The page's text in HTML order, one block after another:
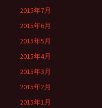
2015年7月
2015年6月
2015年5月
2015年4月
2015年3月
2015年2月
2015年1月